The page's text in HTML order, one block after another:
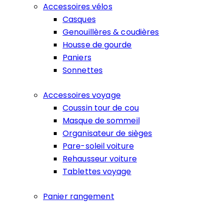
Accessoires vélos
Casques
Genouillères & coudières
Housse de gourde
Paniers
Sonnettes
Accessoires voyage
Coussin tour de cou
Masque de sommeil
Organisateur de sièges
Pare-soleil voiture
Rehausseur voiture
Tablettes voyage
Panier rangement